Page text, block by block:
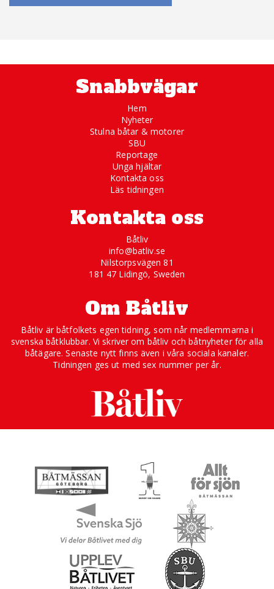
Snabbvägar
Hem
Nyheter
Stulna båtar & motorer
SBU
Reportage
Unga hjältar
Kontakta oss
Läs tidningen
Kontakta oss
Båtliv
info@batliv.se
Nilstorpsvägen 81
181 47 Lidingö, Sweden
Om Båtliv
Båtliv är båtfolkets egen tidning, som når medlemmarna i
svenska båtklubbar. Vi skriver om båtliv och båtnyheter för alla
båtägare. Senaste nytt finns även i våra sociala kanaler.
Tidningen ges ut med sex nummer per år.